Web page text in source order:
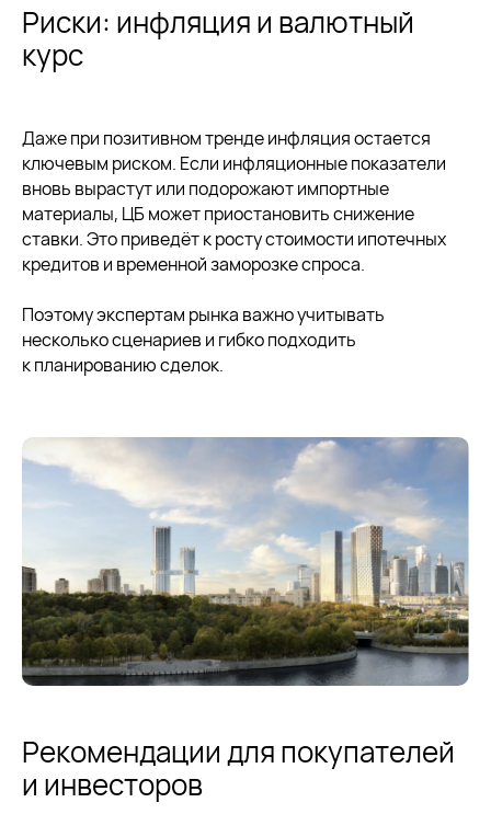
Риски: инфляция и валютный
курс
Даже при позитивном тренде инфляция остается
ключевым риском. Если инфляционные показатели
вновь вырастут или подорожают импортные
материалы, ЦБ может приостановить снижение
ставки. Это приведёт к росту стоимости ипотечных
кредитов и временной заморозке спроса.
Поэтому экспертам рынка важно учитывать
несколько сценариев и гибко подходить
к планированию сделок.
Рекомендации для покупателей
и инвесторов
+7
Получить консультацию
Оставьте заявку, и наш специалист
вам перезвонит
Если вы хотите получить
бесплатную консультацию